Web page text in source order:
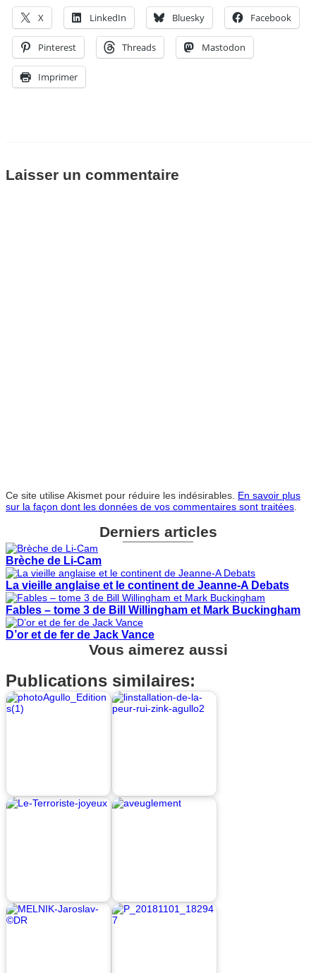
X LinkedIn Bluesky Facebook
Pinterest Threads Mastodon
Imprimer
Laisser un commentaire
Ce site utilise Akismet pour réduire les indésirables. En savoir plus
sur la façon dont les données de vos commentaires sont traitées
Derniers articles
Brèche de Li-Cam
La vieille anglaise et le continent de Jeanne-A Debats
Fables – tome 3 de Bill Willingham et Mark Buckingham
D’or et de fer de Jack Vance
Vous aimerez aussi
Publications similaires: